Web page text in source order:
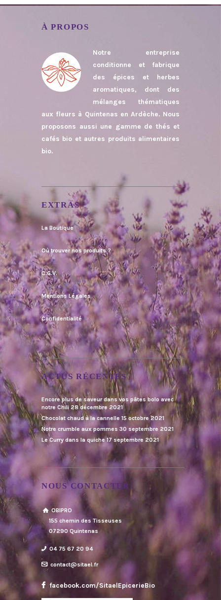
À PROPOS
Notre entreprise
conditionne et fabrique
des épices et herbes
aromatiques, dont des
mélanges thématiques
aux fleurs à Quintenas en Ardèche. Nous
proposons aussi une gamme de thés et
cafés bio et autres produits alimentaires
bio.
EXTRAS
La Boutique
Où trouver nos produits ?
C.G.V.
Mentions Légales
Confidentialité
ACTUS RÉCENTES
Encore plus de saveur dans vos pâtes bolo avec
notre Chili 28 décembre 2021
Chocolat chaud à la cannelle 15 octobre 2021
Notre crumble aux pommes 30 septembre 2021
Le Curry dans la quiche 17 septembre 2021
NOUS CONTACTER
OBIPRO
155 chemin des Tisseuses
07290 Quintenas
04 75 67 20 94
contact@sitael.fr
facebook.com/SitaelEpicerieBio